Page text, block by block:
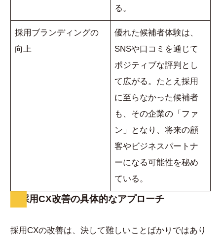
る。
採用ブランディングの
向上
優れた候補者体験は、
SNSや口コミを通じて
ポジティブな評判とし
て広がる。たとえ採用
に至らなかった候補者
も、その企業の「ファ
ン」となり、将来の顧
客やビジネスパートナ
ーになる可能性を秘め
ている。
採用CX改善の具体的なアプローチ
採用CXの改善は、決して難しいことばかりではあり